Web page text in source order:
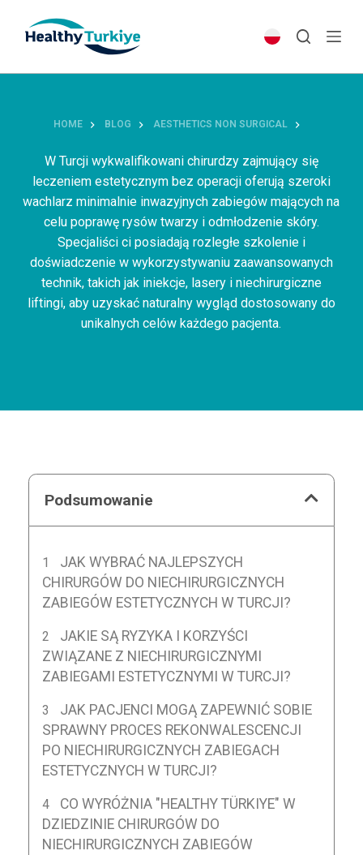
p
HOME BLOG AESTHETICS NON SURGICAL
W Turcji wykwalifikowani chirurdzy zajmujący się
leczeniem estetycznym bez operacji oferują szeroki
wachlarz minimalnie inwazyjnych zabiegów mających na
celu poprawę rysów twarzy i odmłodzenie skóry.
Specjaliści ci posiadają rozległe szkolenie i
doświadczenie w wykorzystywaniu zaawansowanych
technik, takich jak iniekcje, lasery i niechirurgiczne
liftingi, aby uzyskać naturalny wygląd dostosowany do
unikalnych celów każdego pacjenta.
Podsumowanie
JAK WYBRAĆ NAJLEPSZYCH
CHIRURGÓW DO NIECHIRURGICZNYCH
ZABIEGÓW ESTETYCZNYCH W TURCJI?
JAKIE SĄ RYZYKA I KORZYŚCI
ZWIĄZANE Z NIECHIRURGICZNYMI
ZABIEGAMI ESTETYCZNYMI W TURCJI?
JAK PACJENCI MOGĄ ZAPEWNIĆ SOBIE
SPRAWNY PROCES REKONWALESCENCJI
PO NIECHIRURGICZNYCH ZABIEGACH
ESTETYCZNYCH W TURCJI?
CO WYRÓŻNIA "HEALTHY TÜRKIYE" W
DZIEDZINIE CHIRURGÓW DO
NIECHIRURGICZNYCH ZABIEGÓW